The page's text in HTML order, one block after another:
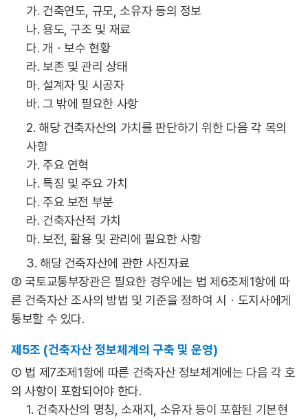
가. 건축연도, 규모, 소유자 등의 정보
나. 용도, 구조 및 재료
다. 개ㆍ보수 현황
라. 보존 및 관리 상태
마. 설계자 및 시공자
바. 그 밖에 필요한 사항
2. 해당 건축자산의 가치를 판단하기 위한 다음 각 목의
사항
가. 주요 연혁
나. 특징 및 주요 가치
다. 주요 보전 부분
라. 건축자산적 가치
마. 보전, 활용 및 관리에 필요한 사항
3. 해당 건축자산에 관한 사진자료
② 국토교통부장관은 필요한 경우에는 법 제6조제1항에 따
른 건축자산 조사의 방법 및 기준을 정하여 시ㆍ도지사에게
통보할 수 있다.
제5조 (건축자산 정보체계의 구축 및 운영)
① 법 제7조제1항에 따른 건축자산 정보체계에는 다음 각 호
의 사항이 포함되어야 한다.
1. 건축자산의 명칭, 소재지, 소유자 등이 포함된 기본현